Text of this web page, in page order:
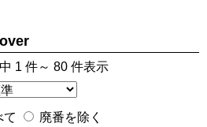
1 件～ 80 件表示
て 廃番を除く